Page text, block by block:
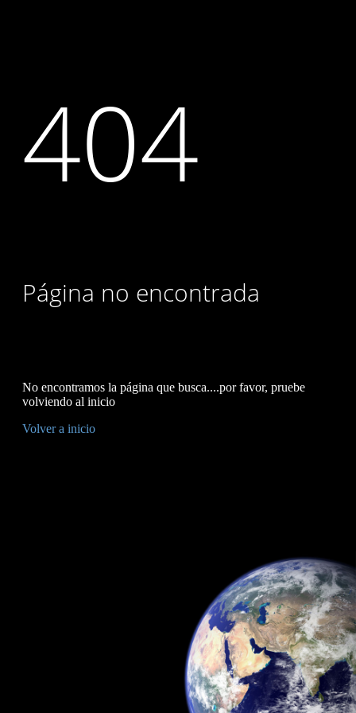
404
Página no encontrada
No encontramos la página que busca....por favor, pruebe
volviendo al inicio
Volver a inicio